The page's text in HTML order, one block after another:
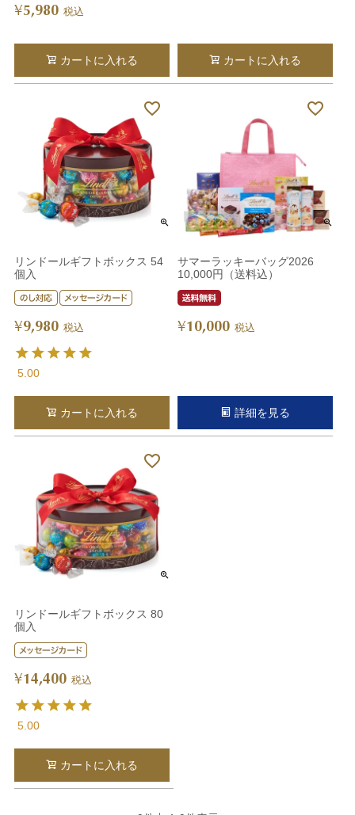
¥5,980 税込
カートに入れる カートに入れる
リンドールギフトボックス 54
個入
¥9,980 税込
5.00
カートに入れる
サマーラッキーバッグ2026
10,000円（送料込）
¥10,000 税込
詳細を見る
リンドールギフトボックス 80
個入
¥14,400 税込
5.00
カートに入れる